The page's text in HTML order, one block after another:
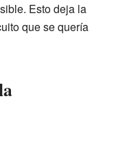
Esto deja la
que se quería